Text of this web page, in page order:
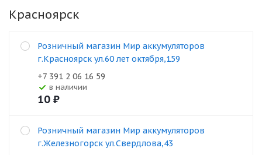
Красноярск
Розничный магазин Мир аккумуляторов
г.Красноярск ул.60 лет октября,159
+7 391 2 06 16 59
В наличии
10 ₽
Розничный магазин Мир аккумуляторов
г.Железногорск ул.Свердлова,43